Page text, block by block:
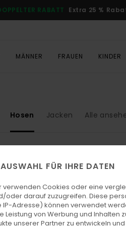
RABATT Extra 25 %
MÄNNER FRAUEN KINDER
Hosen Jacken Alle
FÜR IHRE DATEN
verwenden Cookies oder eine
oder darauf zuzugreifen. Diese
IP-Adresse) können verwendet
Leistung von Werbung und Inhalten
unserer Partner zu entwickeln